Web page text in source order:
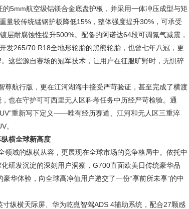
的5mm航空级铝镁合金底盘护板，并采用一体冲压成型与矩
量较传统锰钢护板降低15%，整体强度提升30%，可承受
层耐腐蚀性提升500%。配备的阿诺达64段可调氮气减震，
发265/70 R18全地形轮胎的黑熊轮胎，也曾七年八冠，更
这些源自赛场的冠军技术，让用户在征服旷野时，无惧碎
尊航行版，更在江河湖海中接受严苛验证，甚至完成了横渡
也在守护可可西里无人区科考任务中历经严苛检验。通
重新写下定义——唯有经历赛道、江河和无人区三重淬
。
横全球新高度
领域的纵横从容，更展现在全球市场的竞争格局中。依托中
研发沉淀的深刻用户洞察，G700直面欧美日传统豪华品
华体验，向全球高净值用户递交了一份“享前所未享”的中
纵横天际屏、华为乾崑智驾ADS 4辅助系统，配合27颗感